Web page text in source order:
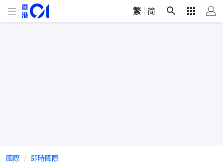
繁 简
國際 即時國際